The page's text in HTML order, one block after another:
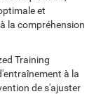
et
la compréhension
Training
à la
de s'ajuster